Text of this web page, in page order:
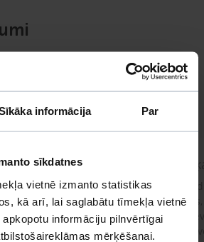
informācija Par
sīkdatnes
vietnē izmanto statistikas
kā arī, lai saglabātu tīmekļa vietnē
informāciju pilnvērtīgai
mērķēšanai.
atbildēt uz jebkuru Jūsu jautājumu
plastiku ,ko ieklāj zem
apakšā.Kādas sekas varētu
reağēt...Ko darīt?